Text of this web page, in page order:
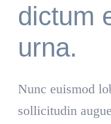
dictum
urna.
Nunc euismod
sollicitudin